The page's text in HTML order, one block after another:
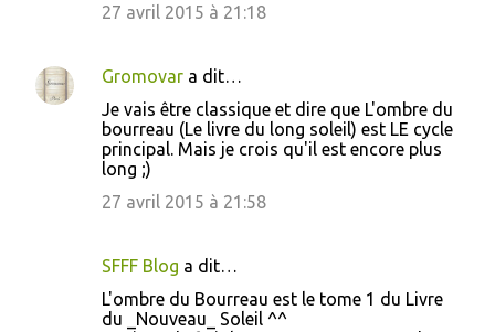
27 avril 2015 à 21:18
Gromovar a dit…
Je vais être classique et dire que L'ombre du
bourreau (Le livre du long soleil) est LE cycle
principal. Mais je crois qu'il est encore plus
long ;)
27 avril 2015 à 21:58
SFFF Blog a dit…
L'ombre du Bourreau est le tome 1 du Livre
du _Nouveau_ Soleil ^^